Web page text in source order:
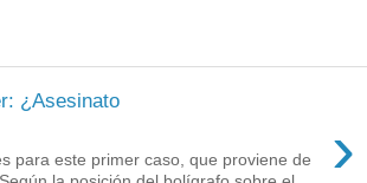
¿Asesinato
›
para este primer caso, que proviene de